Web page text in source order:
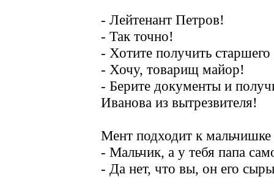
- Лейтенант Петpов!
- Так точно!
- Хотите получить старшего
- Хочу, товарищ майор!
- Берите документы и
Иванова из вытрезвителя!
Мент подходит к мальчишке
- Мальчик, а у тебя папа
- Да нет, что вы, он его